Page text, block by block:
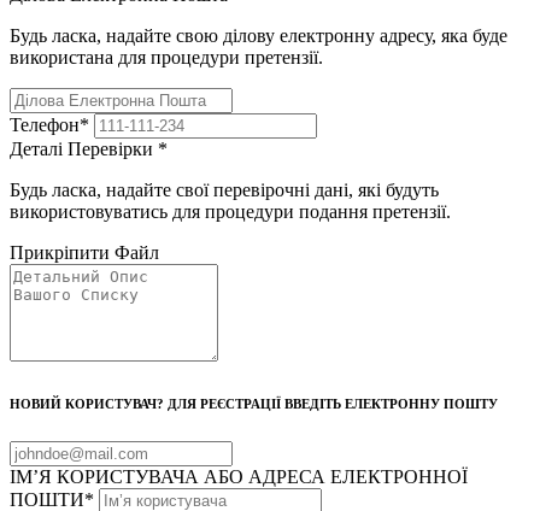
Будь ласка, надайте свою ділову електронну адресу, яка буде
використана для процедури претензії.
Телефон*
Деталі Перевірки *
Будь ласка, надайте свої перевірочні дані, які будуть
використовуватись для процедури подання претензії.
Прикріпити Файл
НОВИЙ КОРИСТУВАЧ? ДЛЯ РЕЄСТРАЦІЇ ВВЕДІТЬ ЕЛЕКТРОННУ ПОШТУ
ІМ’Я КОРИСТУВАЧА АБО АДРЕСА ЕЛЕКТРОННОЇ
ПОШТИ*